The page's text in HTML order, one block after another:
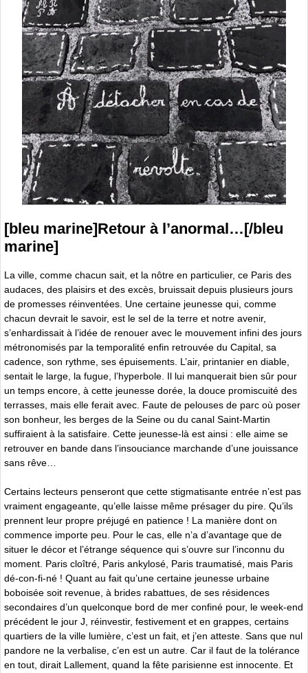
[bleu marine]Retour à l’anormal…[/bleu
marine]
La ville, comme chacun sait, et la nôtre en particulier, ce Paris des
audaces, des plaisirs et des excès, bruissait depuis plusieurs jours
de promesses réinventées. Une certaine jeunesse qui, comme
chacun devrait le savoir, est le sel de la terre et notre avenir,
s’enhardissait à l’idée de renouer avec le mouvement infini des jours
métronomisés par la temporalité enfin retrouvée du Capital, sa
cadence, son rythme, ses épuisements. L’air, printanier en diable,
sentait le large, la fugue, l’hyperbole. Il lui manquerait bien sûr pour
un temps encore, à cette jeunesse dorée, la douce promiscuité des
terrasses, mais elle ferait avec. Faute de pelouses de parc où poser
son bonheur, les berges de la Seine ou du canal Saint-Martin
suffiraient à la satisfaire. Cette jeunesse-là est ainsi : elle aime se
retrouver en bande dans l’insouciance marchande d’une jouissance
sans rêve…
Certains lecteurs penseront que cette stigmatisante entrée n’est pas
vraiment engageante, qu’elle laisse même présager du pire. Qu’ils
prennent leur propre préjugé en patience ! La manière dont on
commence importe peu. Pour le cas, elle n’a d’avantage que de
situer le décor et l’étrange séquence qui s’ouvre sur l’inconnu du
moment. Paris cloîtré, Paris ankylosé, Paris traumatisé, mais Paris
dé-con-fi-né ! Quant au fait qu’une certaine jeunesse urbaine
boboisée soit revenue, à brides rabattues, de ses résidences
secondaires d’un quelconque bord de mer confiné pour, le week-end
précédent le jour J, réinvestir, festivement et en grappes, certains
quartiers de la ville lumière, c’est un fait, et j’en atteste. Sans que nul
pandore ne la verbalise, c’en est un autre. Car il faut de la tolérance
en tout, dirait Lallement, quand la fête parisienne est innocente. Et